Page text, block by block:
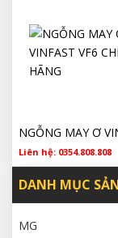
Liên hệ: 0354.808.808
DANH MỤC
MG